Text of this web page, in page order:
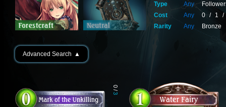
Type Any
Cost
Any 0 / 1
/
Rarity
Any Bronze
Advanced Search ▲
0
/
3